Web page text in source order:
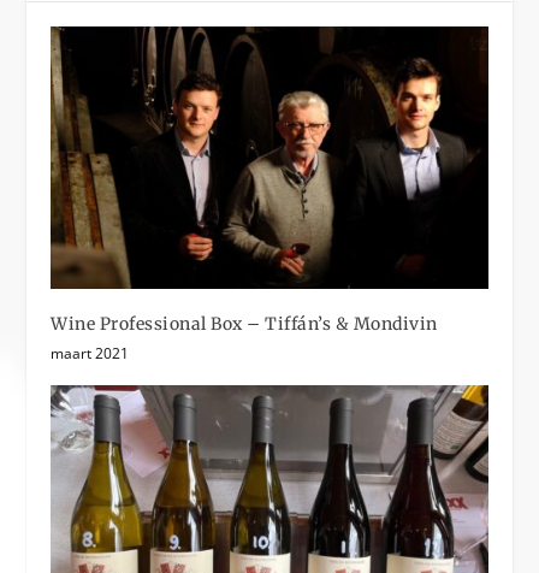
Wine Professional Box – Tiffán’s & Mondivin
maart 2021